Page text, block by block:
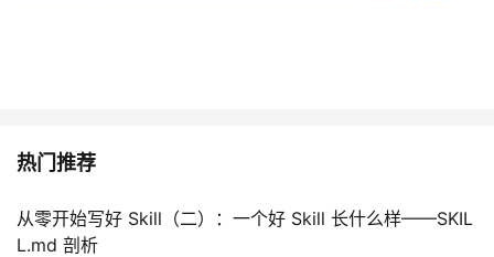
热门推荐
从零开始写好 Skill（二）：一个好 Skill 长什么样——SKIL
L.md 剖析